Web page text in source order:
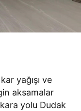
yağışı ve
aksamalar
yolu Dudak